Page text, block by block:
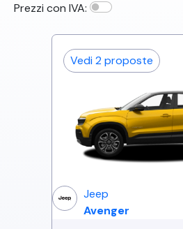
Prezzi con IVA:
Vedi 2 proposte
Jeep
Avenger